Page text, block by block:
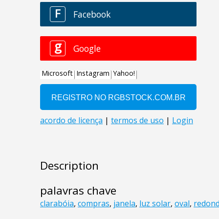
Description
palavras chave
clarabóia, compras, janela, luz solar, oval,